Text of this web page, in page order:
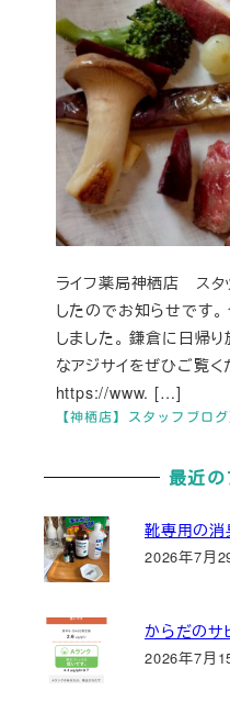
【神栖店】スタッフブロ
ライフ薬局神栖店 スタ
したのでお知らせです。
しました。 鎌倉に日帰
なアジサイをぜひご覧
https://www. […]
最近の
靴専用の消
2026年7月
からだのサ
2026年7月